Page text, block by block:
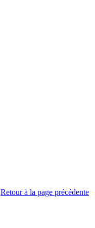
Retour à la page précédente